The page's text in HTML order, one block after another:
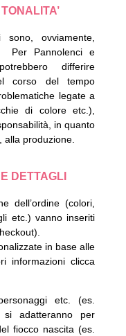
ovviamente,
Per Pannolenci e
differire
corso del tempo
legate a
di colore etc.),
in quanto
alla produzione.
DETTAGLI
dell’ordine (colori,
etc.) vanno inseriti
in base alle
informazioni clicca
etc. (es.
si adatteranno per
fiocco nascita (es.